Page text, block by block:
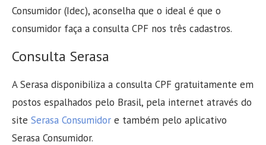
Consumidor (Idec), aconselha que o ideal é que o
consumidor faça a consulta CPF nos três cadastros.
Consulta Serasa
A Serasa disponibiliza a consulta CPF gratuitamente em
postos espalhados pelo Brasil, pela internet através do
site Serasa Consumidor e também pelo aplicativo
Serasa Consumidor.